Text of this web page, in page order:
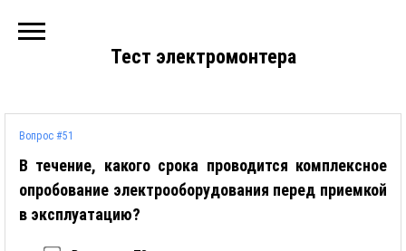
Тест электромонтера
Вопрос #51
В течение, какого срока проводится комплексное
опробование электрооборудования перед приемкой
в эксплуатацию?